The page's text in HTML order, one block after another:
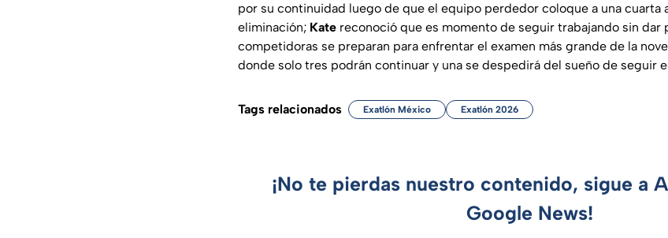
por su continuidad luego de que el equipo perdedor coloque a una cuarta
eliminación; Kate reconoció que es momento de seguir trabajando sin dar
competidoras se preparan para enfrentar el examen más grande de la
donde solo tres podrán continuar y una se despedirá del sueño de seguir
Tags relacionados Exatlón México Exatlón 2026
¡No te pierdas nuestro contenido, sigue a
Google News!